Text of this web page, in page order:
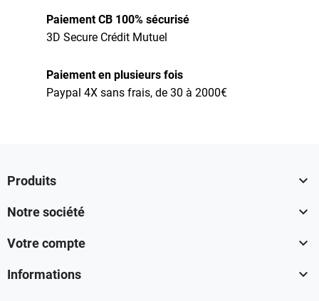
Paiement CB 100% sécurisé
3D Secure Crédit Mutuel
Paiement en plusieurs fois
Paypal 4X sans frais, de 30 à 2000€
Produits 
Notre société 
Votre compte 
Informations 